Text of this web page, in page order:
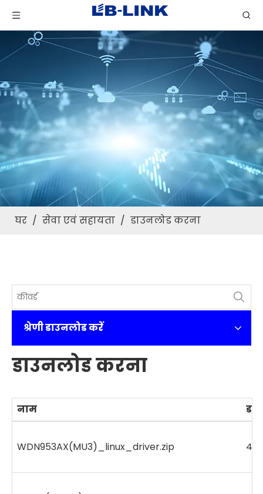
घर / सेवा एवं सहायता / डाउनलोड करना
श्रेणी डाउनलोड करें
डाउनलोड करना
नाम
WDN953AX(MU3)_linux_driver.zip